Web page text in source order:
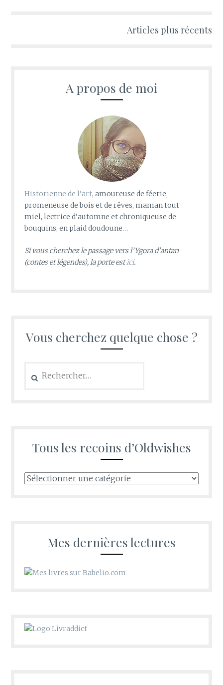
Articles plus récents
A propos de moi
Historienne de l’art, amoureuse de féerie,
promeneuse de bois et de rêves, maman tout
miel, lectrice d’automne et chroniqueuse de
bouquins, en plaid doudoune…
Si vous cherchez le passage vers l’Ygora d’antan
(contes et légendes), la porte estici.
Vous cherchez quelque chose ?
Tous les recoins d’Oldwishes
Tous
Mes dernières lectures